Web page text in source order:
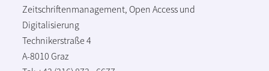
Zeitschriftenmanagement, Open Access und
Digitalisierung
Technikerstraße 4
A-8010 Graz